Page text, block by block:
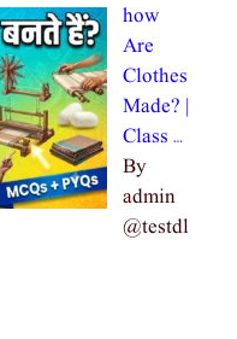
how
Are
Clothes
Made? |
Class …
By
admin
@testdl